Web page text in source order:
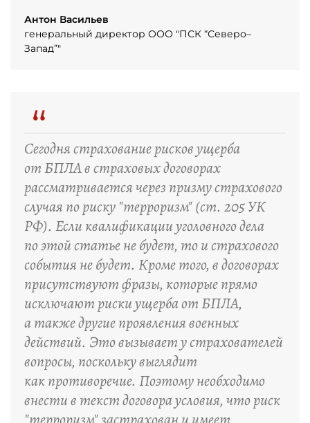
Антон Васильев
генеральный директор ООО "ПСК “Северо–
Запад”"
“
Сегодня страхование рисков ущерба
от БПЛА в страховых договорах
рассматривается через призму страхового
случая по риску "терроризм" (ст. 205 УК
РФ). Если квалификации уголовного дела
по этой статье не будет, то и страхового
события не будет. Кроме того, в договорах
присутствуют фразы, которые прямо
исключают риски ущерба от БПЛА,
а также другие проявления военных
действий. Это вызывает у страхователей
вопросы, поскольку выглядит
как противоречие. Поэтому необходимо
внести в текст договора условия, что риск